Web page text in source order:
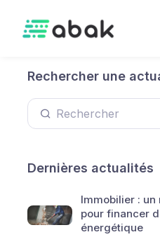
Rechercher une
Dernières actualités
Immobilier :
pour financer
énergétique